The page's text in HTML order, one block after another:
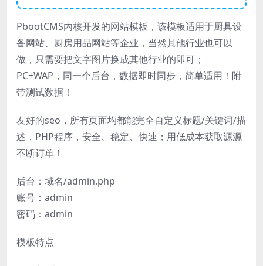
PbootCMS内核开发的网站模板，该模板适用于厨具设
备网站、厨房用品网站等企业，当然其他行业也可以
做，只需要把文字图片换成其他行业的即可；
PC+WAP，同一个后台，数据即时同步，简单适用！附
带测试数据！
友好的seo，所有页面均都能完全自定义标题/关键词/描
述，PHP程序，安全、稳定、快速；用低成本获取源源
不断订单！
后台：域名/admin.php
账号：admin
密码：admin
模板特点